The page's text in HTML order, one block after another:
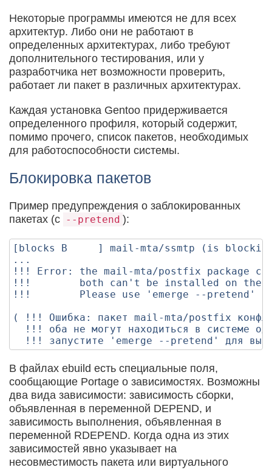
Некоторые программы имеются не для всех
архитектур. Либо они не работают в
определенных архитектурах, либо требуют
дополнительного тестирования, или у
разработчика нет возможности проверить,
работает ли пакет в различных архитектурах.
Каждая установка Gentoo придерживается
определенного профиля, который содержит,
помимо прочего, список пакетов, необходимых
для работоспособности системы.
Блокировка пакетов
Пример предупреждения о заблокированных
пакетах (с --pretend ):
[blocks B     ] mail-mta/ssmtp (is
...
!!! Error: the mail-mta/postfix package
!!!        both can't be installed on the
!!!        Please use 'emerge --pretend' to
( !!! Ошибка: пакет mail-mta/postfix
!!! оба не могут находиться в системе
В файлах ebuild есть специальные поля,
сообщающие Portage о зависимостях. Возможны
два вида зависимости: зависимость сборки,
объявленная в переменной DEPEND, и
зависимость выполнения, объявленная в
переменной RDEPEND. Когда одна из этих
зависимостей явно указывает на
несовместимость пакета или виртуального